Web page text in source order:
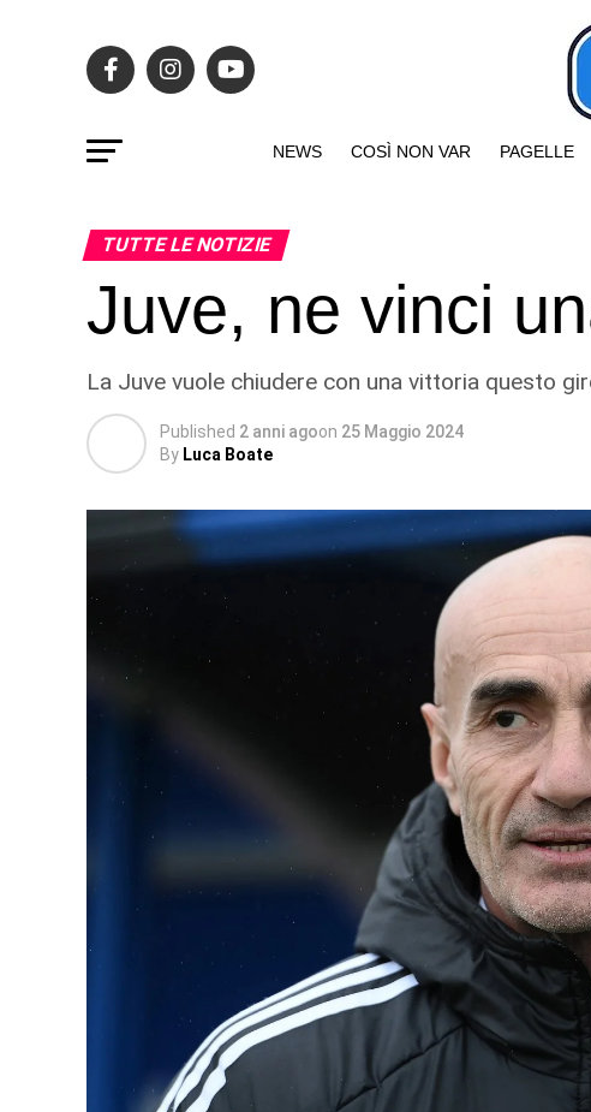
NEWS COSÌ NON VAR PAGELLE
TUTTE LE NOTIZIE
Juve, ne vinci
La Juve vuole chiudere con una vittoria questo
Published 2 anni agoon 25 Maggio 2024
By Luca Boate